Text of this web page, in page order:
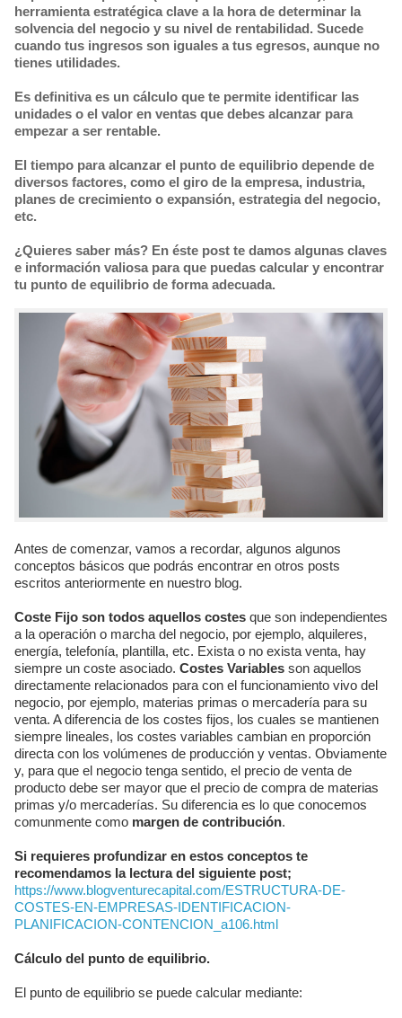
herramienta estratégica clave a la hora de determinar la
solvencia del negocio y su nivel de rentabilidad. Sucede
cuando tus ingresos son iguales a tus egresos, aunque no
tienes utilidades.
Es definitiva es un cálculo que te permite identificar las
unidades o el valor en ventas que debes alcanzar para
empezar a ser rentable.
El tiempo para alcanzar el punto de equilibrio depende de
diversos factores, como el giro de la empresa, industria,
planes de crecimiento o expansión, estrategia del negocio,
etc.
¿Quieres saber más? En éste post te damos algunas claves
e información valiosa para que puedas calcular y encontrar
tu punto de equilibrio de forma adecuada.
Antes de comenzar, vamos a recordar, algunos algunos
conceptos básicos que podrás encontrar en otros posts
escritos anteriormente en nuestro blog.
Coste Fijo son todos aquellos costes que son independientes
a la operación o marcha del negocio, por ejemplo, alquileres,
energía, telefonía, plantilla, etc. Exista o no exista venta, hay
siempre un coste asociado. Costes Variables son aquellos
directamente relacionados para con el funcionamiento vivo del
negocio, por ejemplo, materias primas o mercadería para su
venta. A diferencia de los costes fijos, los cuales se mantienen
siempre lineales, los costes variables cambian en proporción
directa con los volúmenes de producción y ventas. Obviamente
y, para que el negocio tenga sentido, el precio de venta de
producto debe ser mayor que el precio de compra de materias
primas y/o mercaderías. Su diferencia es lo que conocemos
comunmente como margen de contribución.
Si requieres profundizar en estos conceptos te
recomendamos la lectura del siguiente post;
https://www.blogventurecapital.com/ESTRUCTURA-DE-
COSTES-EN-EMPRESAS-IDENTIFICACION-
PLANIFICACION-CONTENCION_a106.html
Cálculo del punto de equilibrio.
El punto de equilibrio se puede calcular mediante: